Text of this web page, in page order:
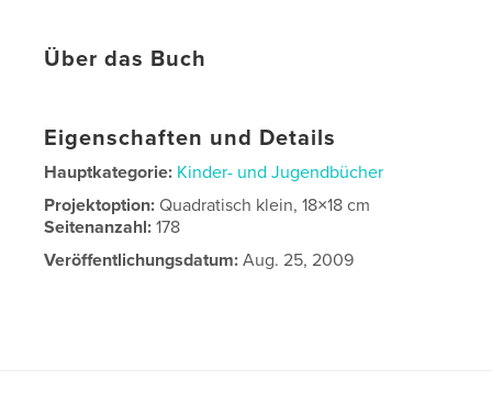
Über das Buch
Eigenschaften und Details
Hauptkategorie: Kinder- und Jugendbücher
Projektoption:Quadratisch klein, 18×18 cm
Seitenanzahl:178
Veröffentlichungsdatum: Aug. 25, 2009